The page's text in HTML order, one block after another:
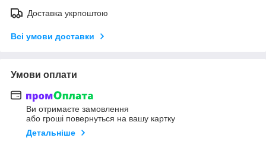
Доставка укрпоштою
Всі умови доставки
Умови оплати
Ви отримаєте замовлення
або гроші повернуться на вашу картку
Детальніше